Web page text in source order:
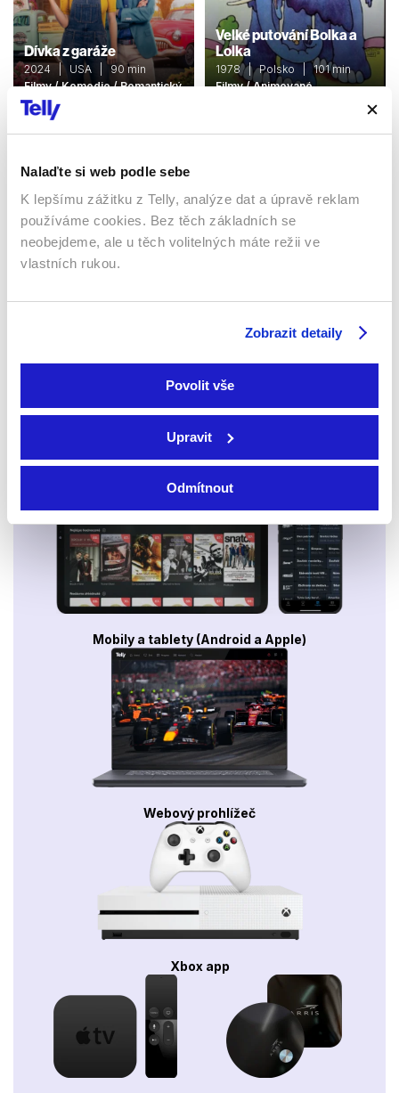
Nalaďte si web podle sebe
K lepšímu zážitku z Telly, analýze dat a úpravě reklam
používáme cookies. Bez těch základních se
neobejdeme, ale u těch volitelných máte režii ve
vlastních rukou.
Zobrazit detaily
Povolit vše
Upravit
Odmítnout
Dívka z garáže
2024 | USA | 90 min
Filmy / Komedie / Romantický
Velké putování Bolka a
Lolka
1978 | Polsko | 101 min
Filmy / Animované
Sledujte kdekoliv až na 6 zařízeních
Sledovat internetovou televizi jde odkudkoliv
po celé EU, a to až na 6 zařízeních.
Mobily a tablety (Android a Apple)
Webový prohlížeč
Xbox app